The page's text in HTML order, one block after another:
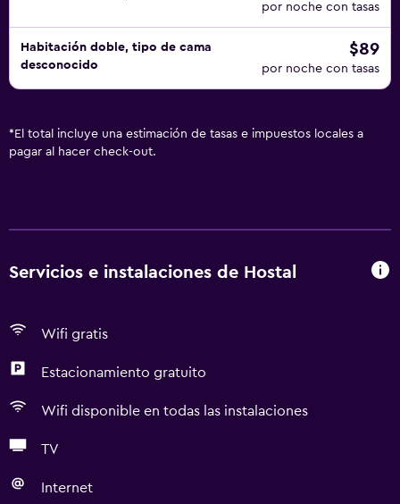
por noche con tasas
Habitación doble, tipo de cama
desconocido
$89
por noche con tasas
* El total incluye una estimación de tasas e impuestos locales a
pagar al hacer check-out.
Servicios e instalaciones de Hostal
Wifi gratis
Estacionamiento gratuito
Wifi disponible en todas las instalaciones
TV
Internet